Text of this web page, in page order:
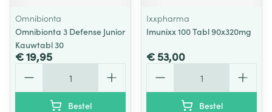
Omnibionta
Omnibionta 3 Defense Junior
Kauwtabl 30
€ 19,95
Bestel
Ixxpharma
Imunixx 100 Tabl 90x320mg
€ 53,00
Bestel